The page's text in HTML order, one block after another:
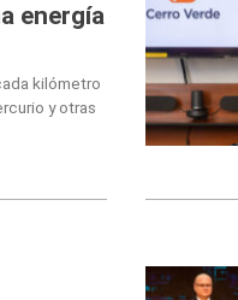
energía
kilómetro
y otras